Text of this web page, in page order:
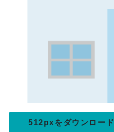
512pxをダウンロード